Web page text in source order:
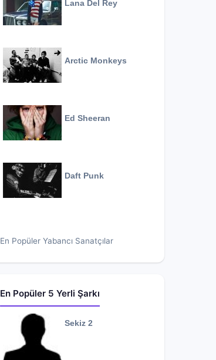
Lana Del Rey
Arctic Monkeys
Ed Sheeran
Daft Punk
En Popüler Yabancı Sanatçılar
En Popüler 5 Yerli Şarkı
Sekiz 2